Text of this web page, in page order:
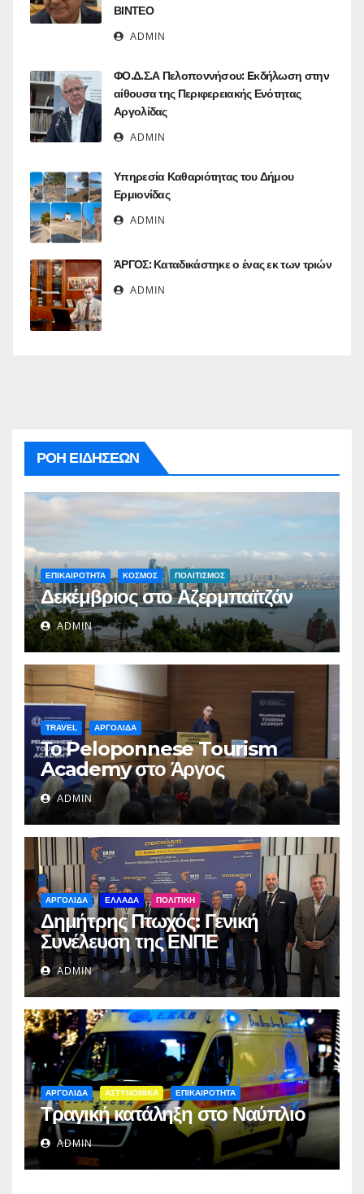
ΒΙΝΤΕΟ
ADMIN
ΦΟ.Δ.Σ.Α Πελοποννήσου: Eκδήλωση στην
αίθουσα της Περιφερειακής Ενότητας
Αργολίδας
ADMIN
Υπηρεσία Καθαριότητας του Δήμου
Ερμιονίδας
ADMIN
ΆΡΓΟΣ: Καταδικάστηκε ο ένας εκ των τριών
ADMIN
ΡΟΗ ΕΙΔΗΣΕΩΝ
ΕΠΙΚΑΙΡΟΤΗΤΑ ΚΟΣΜΟΣ ΠΟΛΙΤΙΣΜΟΣ
Δεκέμβριος στο Αζερμπαϊτζάν
ADMIN
TRAVEL ΑΡΓΟΛΙΔΑ
Το Peloponnese Tourism
Academy στο Άργος
ADMIN
ΑΡΓΟΛΙΔΑ ΕΛΛΑΔΑ ΠΟΛΙΤΙΚΗ
Δημήτρης Πτωχός: Γενική
Συνέλευση της ΕΝΠΕ
ADMIN
ΑΡΓΟΛΙΔΑ ΑΣΤΥΝΟΜΙΚΑ ΕΠΙΚΑΙΡΟΤΗΤΑ
Τραγική κατάληξη στο Ναύπλιο
ADMIN